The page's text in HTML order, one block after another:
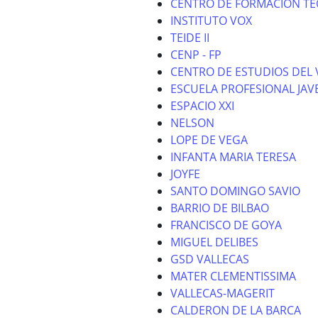
CENTRO DE FORMACION
INSTITUTO VOX
TEIDE II
CENP - FP
CENTRO DE ESTUDIOS DEL
ESCUELA PROFESIONAL
ESPACIO XXI
NELSON
LOPE DE VEGA
INFANTA MARIA TERESA
JOYFE
SANTO DOMINGO SAVIO
BARRIO DE BILBAO
FRANCISCO DE GOYA
MIGUEL DELIBES
GSD VALLECAS
MATER CLEMENTISSIMA
VALLECAS-MAGERIT
CALDERON DE LA BARCA